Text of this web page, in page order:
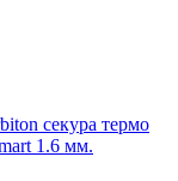
секура термо
1.6 мм.